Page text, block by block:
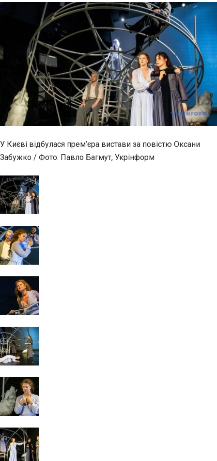
У Києві відбулася прем’єра вистави за повістю Оксани
Забужко / Фото: Павло Багмут, Укрінформ